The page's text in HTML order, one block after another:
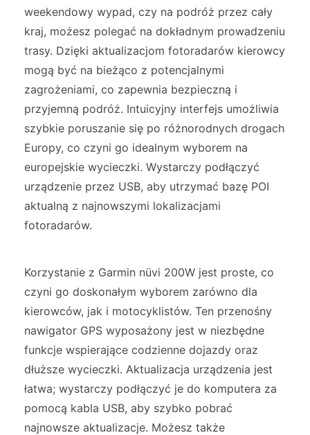
weekendowy wypad, czy na podróż przez cały
kraj, możesz polegać na dokładnym prowadzeniu
trasy. Dzięki aktualizacjom fotoradarów kierowcy
mogą być na bieżąco z potencjalnymi
zagrożeniami, co zapewnia bezpieczną i
przyjemną podróż. Intuicyjny interfejs umożliwia
szybkie poruszanie się po różnorodnych drogach
Europy, co czyni go idealnym wyborem na
europejskie wycieczki. Wystarczy podłączyć
urządzenie przez USB, aby utrzymać bazę POI
aktualną z najnowszymi lokalizacjami
fotoradarów.
Korzystanie z Garmin nüvi 200W jest proste, co
czyni go doskonałym wyborem zarówno dla
kierowców, jak i motocyklistów. Ten przenośny
nawigator GPS wyposażony jest w niezbędne
funkcje wspierające codzienne dojazdy oraz
dłuższe wycieczki. Aktualizacja urządzenia jest
łatwa; wystarczy podłączyć je do komputera za
pomocą kabla USB, aby szybko pobrać
najnowsze aktualizacje. Możesz także